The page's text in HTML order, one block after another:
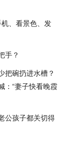
、看景色、发
手？
把碗扔进水槽？
：“妻子快看晚霞
公孩子都关切得